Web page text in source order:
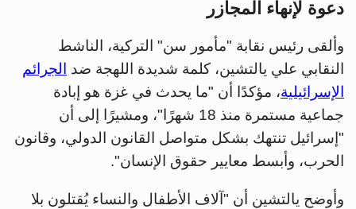
دعوة لإنهاء المجازر
وألقى رئيس نقابة "مأمور سن" التركية، الناشط
النقابي علي يالتشين، كلمة شديدة اللهجة ضد
الجرائم
الإسرائيلية، مؤكدًا أن "ما يحدث في غزة هو إبادة
جماعية مستمرة منذ 18 شهرًا"، ومشيرًا إلى أن
"إسرائيل تنتهك بشكل متواصل القانون الدولي، وقانون
الحرب، وأبسط معايير حقوق الإنسان".
وأوضح يالتشين أن "آلاف الأطفال والنساء يُقتلون بلا